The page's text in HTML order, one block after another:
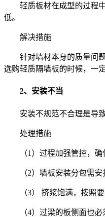
轻质板材在成型的过程
低。
解决措施
针对墙材本身的质量问
选购轻质隔墙板的时候，一
2、安装不当
安装不规范不合理是导
处理措施
（1）过程加强管控，
（2）墙板安装分包需
（3） 挤浆饱满，按照
（4）过梁的板侧面也